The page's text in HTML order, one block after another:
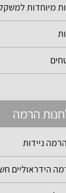
מיוחדות
הרמה
ניידות
הידראוליים